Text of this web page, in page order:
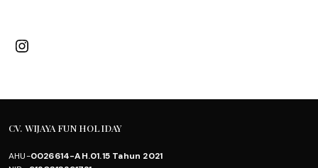
Instagram
CV. WIJAYA FUN HOLIDAY
AHU-0026614-AH.01.15 Tahun 2021